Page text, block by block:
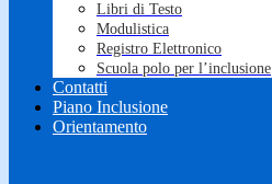
Libri di Testo
Modulistica
Registro Elettronico
Scuola polo per l’inclusione
Contatti
Piano Inclusione
Orientamento